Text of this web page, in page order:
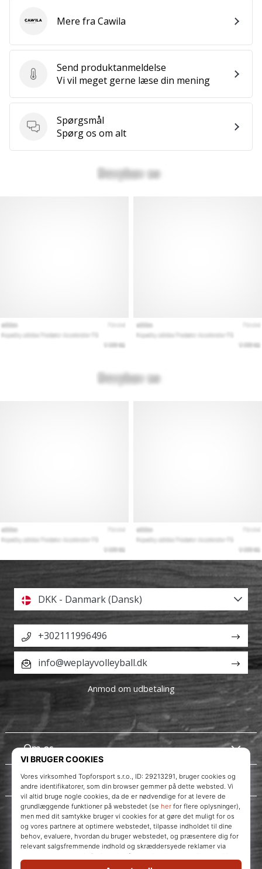
Send produktanmeldelse
Send produktanmeldelse
Vi vil meget gerne læse din mening
Spørgsmål
Spørgsmål
Spørg os om alt
CawilaMere fra Cawila
WePlayVolleyball.dk
Om os
Kundeservice
DKK - Danmark (Dansk)
+302111996496
info@weplayvolleyball.dk
Anmod om udbetaling